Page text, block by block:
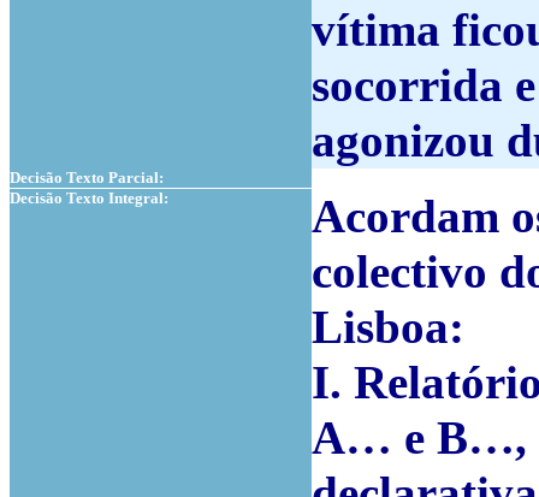
vítima
socorrida
agonizou
Decisão Texto Parcial:
Decisão Texto Integral:
Acordam
colectivo
Lisboa:
I.
A… e B…,